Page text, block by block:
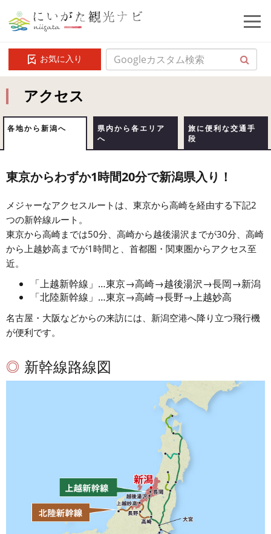
お気に入り
アクセス
各地から新潟へ
県内から各エリア
へ
旅に便利な交通手
段
東京からわずか1時間20分で新潟県入り！
メジャーなアクセスルートは、東京から高崎を経由する下記2
つの新幹線ルート。
東京から高崎までは50分、高崎から越後湯沢までが30分、高崎
から上越妙高までが1時間と、首都圏・関東圏からアクセス至
近。
「上越新幹線」…東京→高崎→越後湯沢→長岡→新潟
「北陸新幹線」…東京→高崎→長野→上越妙高
名古屋・大阪などからの来訪には、新潟空港へ降り立つ飛行機
が便利です。
新幹線路線図